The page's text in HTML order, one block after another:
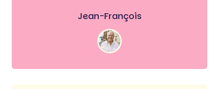
Jean-François